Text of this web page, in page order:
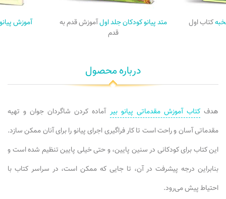
کتاب اول متد پیانو کودکان جلد اولآموزش قدم به
قدم
آموزش
درباره محصول
هدفکتاب آموزش مقدماتی پیانو بیر آماده کردن شاگردان جوان و تهیه
مقدماتی آسان و راحت است تا کار فراگیری اجرای پیانو را برای آنان ممکن سازد.
این کتاب برای کودکانی در سنین پایین، و حتی خیلی پایین تنظیم شده است و
بنابراین درجه پیشرفت در آن، تا جایی که ممکن است، در سراسر کتاب با
احتیاط پیش می‌رود.